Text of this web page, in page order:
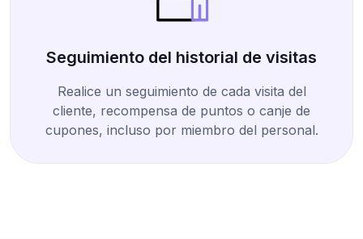
Seguimiento del historial de visitas
Realice un seguimiento de cada visita del
cliente, recompensa de puntos o canje de
cupones, incluso por miembro del personal.